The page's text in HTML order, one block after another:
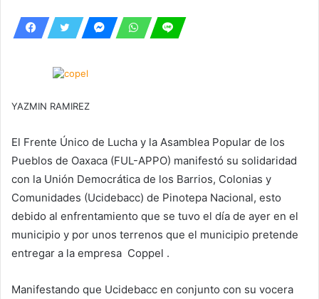
YAZMIN RAMIREZ
El Frente Único de Lucha y la Asamblea Popular de los
Pueblos de Oaxaca (FUL-APPO) manifestó su solidaridad
con la Unión Democrática de los Barrios, Colonias y
Comunidades (Ucidebacc) de Pinotepa Nacional, esto
debido al enfrentamiento que se tuvo el día de ayer en el
municipio y por unos terrenos que el municipio pretende
entregar a la empresa Coppel .
Manifestando que Ucidebacc en conjunto con su vocera